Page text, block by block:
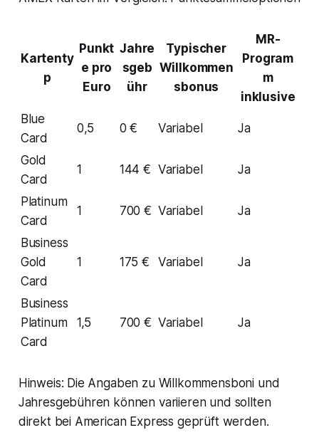
Kartenty
p
Punkt
e pro
Euro
Jahre
sgeb
ühr
Typischer
Willkommen
sbonus
MR-
Program
m
inklusive
Blue
Card
0,5 0 € Variabel Ja
Gold
Card
1 144 € Variabel Ja
Platinum
Card
1 700 € Variabel Ja
Business
Gold
Card
1 175 € Variabel Ja
Business
Platinum
Card
1,5 700 € Variabel Ja
Hinweis: Die Angaben zu Willkommensboni und
Jahresgebühren können variieren und sollten
direkt bei American Express geprüft werden.